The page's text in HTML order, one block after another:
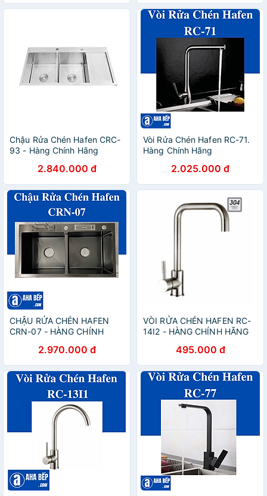
Chậu Rửa Chén Hafen CRC-
93 - Hàng Chính Hãng
2.840.000 đ
Vòi Rửa Chén Hafen RC-71.
Hàng Chính Hãng
2.025.000 đ
CHẬU RỬA CHÉN HAFEN
CRN-07 - HÀNG CHÍNH
2.970.000 đ
VÒI RỬA CHÉN HAFEN RC-
14I2 - HÀNG CHÍNH HÃNG
495.000 đ